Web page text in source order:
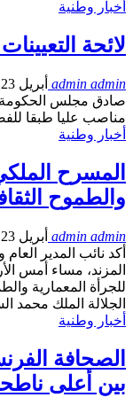
أخبار وطنية
لائحة
admin admin أبريل 23, 2026
صادق مجلس
مناصب عليا طبقا للفصل 92 من
أخبار وطنية
المسرح
والطموح
admin admin أبريل 23, 2026
أكد نائب المدير
المزند، مساء أمس
للجرأة المعمارية
الجلالة الملك محمد
أخبار وطنية
الصحافة
بين أعلى